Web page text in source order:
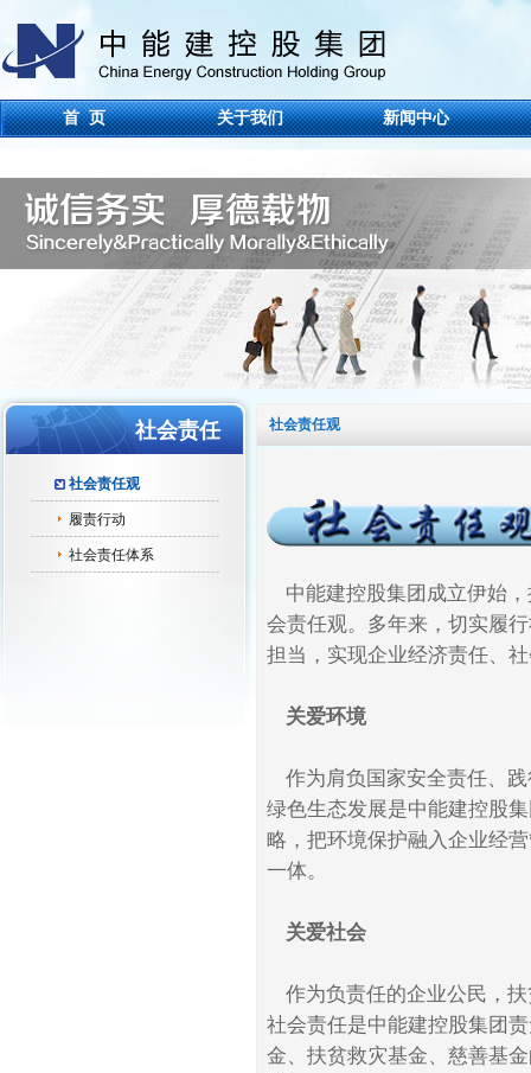
首 页 关于我们 新闻中心
社会责任
社会责任观
履责行动
社会责任体系
社会责任观
中能建控股集团成立伊始，
会责任观。多年来，切实履
担当，实现企业经济责任、
关爱环境
作为肩负国家安全责任、
绿色生态发展是中能建控股
略，把环境保护融入企业经
一体。
关爱社会
作为负责任的企业公民，
社会责任是中能建控股集团
金、扶贫救灾基金、慈善基